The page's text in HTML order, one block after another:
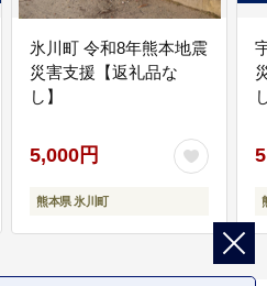
氷川町 令和8年熊本地震
災害支援【返礼品な
し】
5,000円
熊本県 氷川町